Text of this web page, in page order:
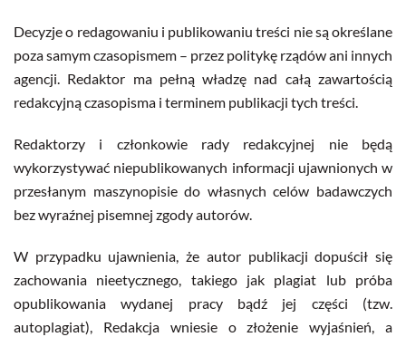
Decyzje o redagowaniu i publikowaniu treści nie są określane
poza samym czasopismem – przez politykę rządów ani innych
agencji. Redaktor ma pełną władzę nad całą zawartością
redakcyjną czasopisma i terminem publikacji tych treści.
Redaktorzy i członkowie rady redakcyjnej nie będą
wykorzystywać niepublikowanych informacji ujawnionych w
przesłanym maszynopisie do własnych celów badawczych
bez wyraźnej pisemnej zgody autorów.
W przypadku ujawnienia, że autor publikacji dopuścił się
zachowania nieetycznego, takiego jak plagiat lub próba
opublikowania wydanej pracy bądź jej części (tzw.
autoplagiat), Redakcja wniesie o złożenie wyjaśnień, a